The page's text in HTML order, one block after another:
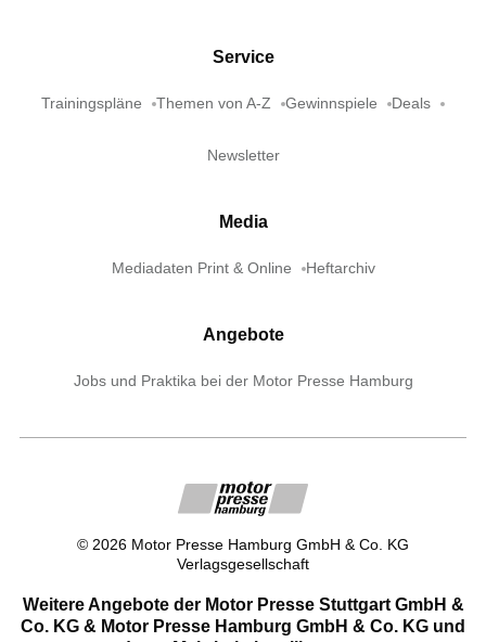
Service
Trainingspläne Themen von A-Z Gewinnspiele Deals
Newsletter
Media
Mediadaten Print & Online Heftarchiv
Angebote
Jobs und Praktika bei der Motor Presse Hamburg
© 2026 Motor Presse Hamburg GmbH & Co. KG
Verlagsgesellschaft
Weitere Angebote der Motor Presse Stuttgart GmbH &
Co. KG & Motor Presse Hamburg GmbH & Co. KG und